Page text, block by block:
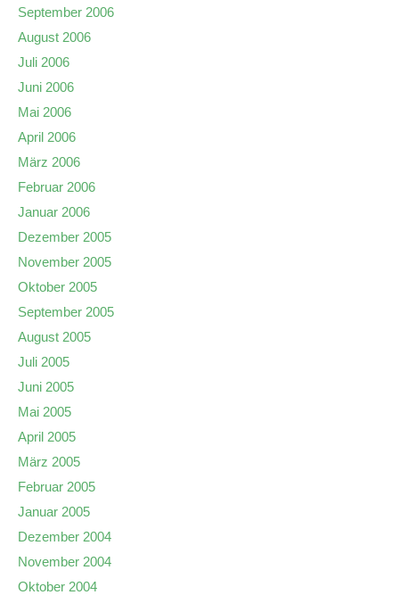
September 2006
August 2006
Juli 2006
Juni 2006
Mai 2006
April 2006
März 2006
Februar 2006
Januar 2006
Dezember 2005
November 2005
Oktober 2005
September 2005
August 2005
Juli 2005
Juni 2005
Mai 2005
April 2005
März 2005
Februar 2005
Januar 2005
Dezember 2004
November 2004
Oktober 2004